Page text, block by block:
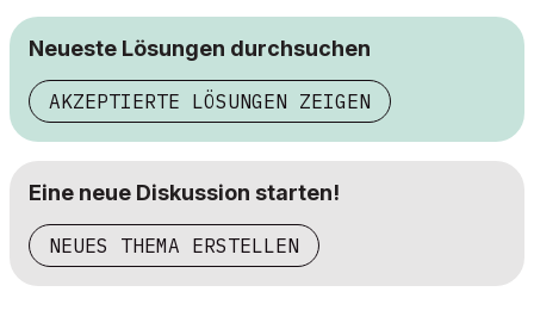
Neueste Lösungen durchsuchen
AKZEPTIERTE LÖSUNGEN ZEIGEN
Eine neue Diskussion starten!
NEUES THEMA ERSTELLEN